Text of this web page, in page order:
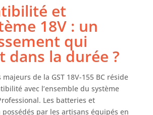
et
18V : un
qui
dans la durée ?
majeurs de la GST 18V-155 BC réside
avec l’ensemble du système
Les batteries et
par les artisans équipés en